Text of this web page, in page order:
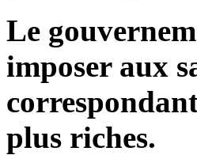
Le
imposer aux
plus riches.